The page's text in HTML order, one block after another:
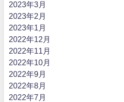
2023年3月
2023年2月
2023年1月
2022年12月
2022年11月
2022年10月
2022年9月
2022年8月
2022年7月